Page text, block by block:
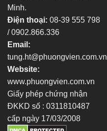
Minh.
Điện thoại: 08-39 555 798
/ 0902.866.336
Email:
tung.ht@phuongvien.com.vn
Website:
www.phuongvien.com.vn
Giấy phép chứng nhận
ĐKKD số : 0311810487
cấp ngày 17/03/2008